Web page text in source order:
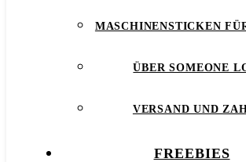
MASCHINENSTICKEN
ÜBER SOMEONE
VERSAND UND
FREEBIES